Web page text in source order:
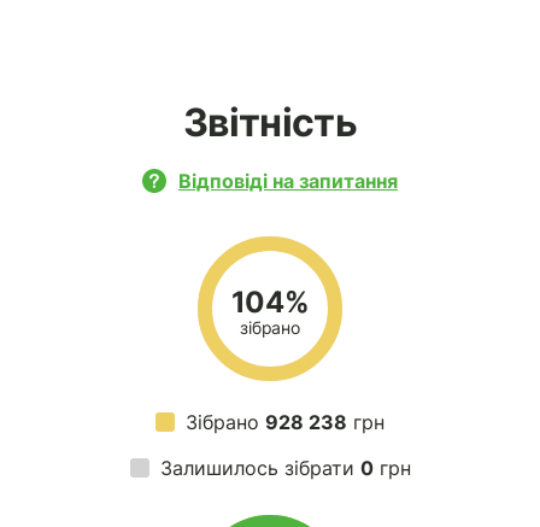
Звітність
Відповіді на запитання
104%
зібрано
Зібрано 928 238 грн
Залишилось зібрати 0грн